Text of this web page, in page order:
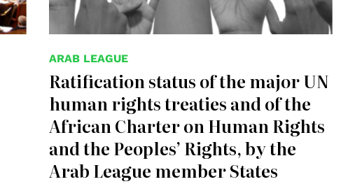
ARAB LEAGUE
Ratification status of the major UN
human rights treaties and of the
African Charter on Human Rights
and the Peoples’ Rights, by the
Arab League member States